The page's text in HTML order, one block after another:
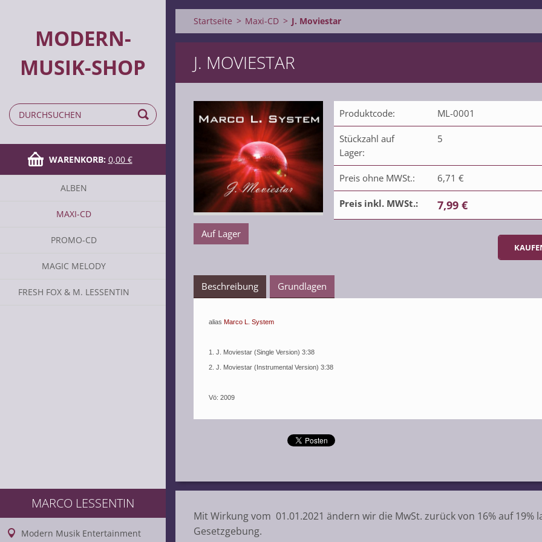
MODERN-
MUSIK-SHOP
WARENKORB: 0,00 €
ALBEN
MAXI-CD
PROMO-CD
MAGIC MELODY
FRESH FOX & M. LESSENTIN
MARCO LESSENTIN
Modern Musik Entertainment
Startseite > Maxi-CD > J. Moviestar
J. MOVIESTAR
Auf Lager
Produktcode: ML-0001
Stückzahl auf
Lager:
5
Preis ohne MWSt.: 6,71 €
Preis inkl. MWSt.: 7,99 €
Beschreibung Grundlagen
alias Marco L. System
1. J. Moviestar (Single Version) 3:38
2. J. Moviestar (Instrumental Version) 3:38
Vö: 2009
Mit Wirkung vom 01.01.2021 ändern wir die MwSt. zurück von 16% auf 19%
Gesetzgebung.